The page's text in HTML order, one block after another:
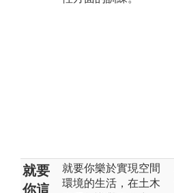
就要
你這
就要你樂於實現空間
環境的生活，在土木